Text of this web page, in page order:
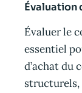
Évaluation
Évaluer le
essentiel
d’achat du
structurels,